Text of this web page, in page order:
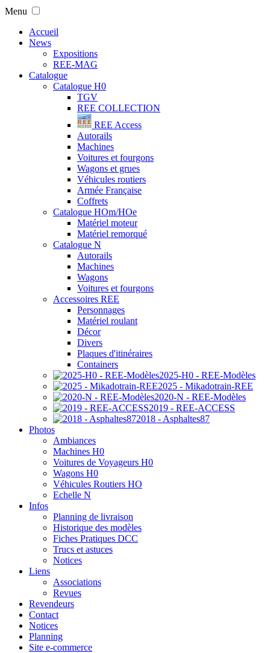
Menu
Accueil
News
Expositions
REE-MAG
Catalogue
Catalogue H0
TGV
REE COLLECTION
REE Access
Autorails
Machines
Voitures et fourgons
Wagons et grues
Véhicules routiers
Armée Française
Coffrets
Catalogue HOm/HOe
Matériel moteur
Matériel remorqué
Catalogue N
Autorails
Machines
Wagons
Voitures et fourgons
Accessoires REE
Personnages
Matériel roulant
Décor
Divers
Plaques d'itinéraires
Containers
2025-H0 - REE-Modèles
2025 - Mikadotrain-REE
2020-N - REE-Modèles
2019 - REE-ACCESS
2018 - Asphaltes87
Photos
Ambiances
Machines H0
Voitures de Voyageurs H0
Wagons H0
Véhicules Routiers HO
Echelle N
Infos
Planning de livraison
Historique des modèles
Fiches Pratiques DCC
Trucs et astuces
Notices
Liens
Associations
Revues
Revendeurs
Contact
Notices
Planning
Site e-commerce